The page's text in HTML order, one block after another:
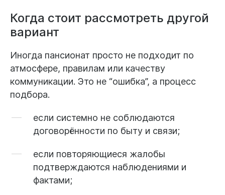
Когда стоит рассмотреть другой
вариант
Иногда пансионат просто не подходит по
атмосфере, правилам или качеству
коммуникации. Это не “ошибка”, а процесс
подбора.
если системно не соблюдаются
договорённости по быту и связи;
если повторяющиеся жалобы
подтверждаются наблюдениями и
фактами;